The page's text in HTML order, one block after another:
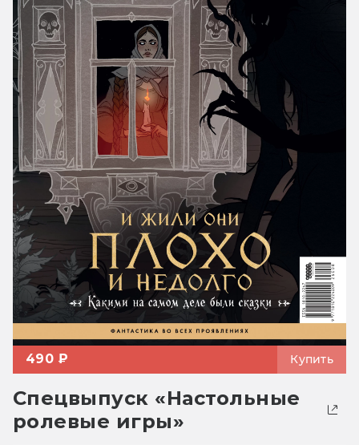
490 ₽ Купить
Спецвыпуск «Настольные
ролевые игры»